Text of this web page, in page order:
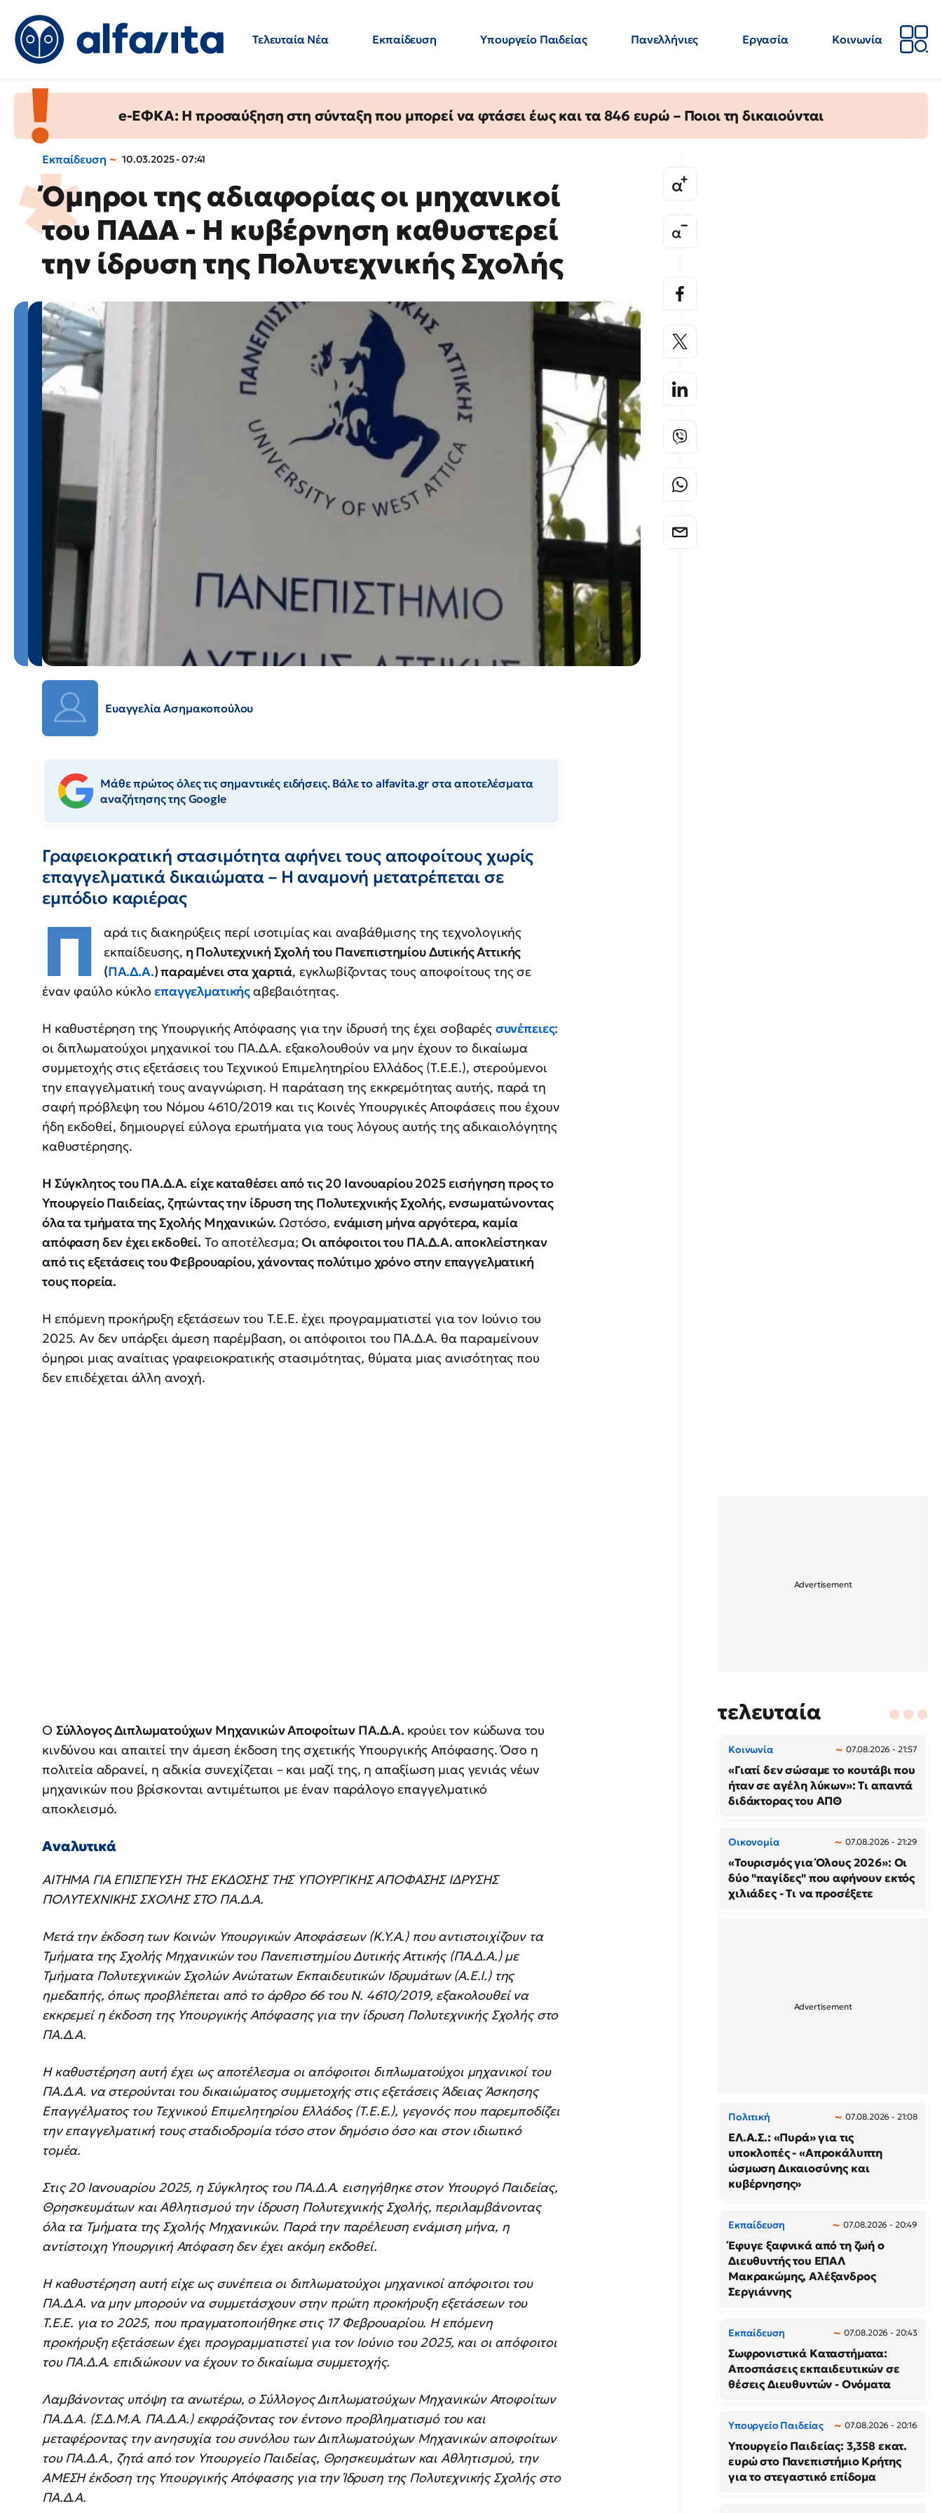
Τελευταία Νέα Εκπαίδευση Υπουργείο Παιδείας Πανελλήνιες Εργασία
Κοινωνία
e-ΕΦΚΑ: Η προσαύξηση στη σύνταξη που μπορεί να φτάσει έως και τα 846 ευρώ – Ποιοι τη δικαιούνται
Εκπαίδευση 10.03.2025 - 07:41
Όμηροι της αδιαφορίας οι μηχανικοί
του ΠΑΔΑ - Η κυβέρνηση καθυστερεί
την ίδρυση της Πολυτεχνικής Σχολής
Ευαγγελία Ασημακοπούλου
Μάθε πρώτος όλες τις σημαντικές ειδήσεις. Βάλε το alfavita.gr στα αποτελέσματα
αναζήτησης της Google
Γραφειοκρατική στασιμότητα αφήνει τους αποφοίτους χωρίς
επαγγελματικά δικαιώματα – Η αναμονή μετατρέπεται σε
εμπόδιο καριέρας
Π
αρά τις διακηρύξεις περί ισοτιμίας και αναβάθμισης της τεχνολογικής
εκπαίδευσης, η Πολυτεχνική Σχολή του Πανεπιστημίου Δυτικής Αττικής
(ΠΑ.Δ.Α.) παραμένει στα χαρτιά, εγκλωβίζοντας τους αποφοίτους της σε
έναν φαύλο κύκλοεπαγγελματικήςαβεβαιότητας.
Η καθυστέρηση της Υπουργικής Απόφασης για την ίδρυσή της έχει σοβαρές συνέπειες:
οι διπλωματούχοι μηχανικοί του ΠΑ.Δ.Α. εξακολουθούν να μην έχουν το δικαίωμα
συμμετοχής στις εξετάσεις του Τεχνικού Επιμελητηρίου Ελλάδος (Τ.Ε.Ε.), στερούμενοι
την επαγγελματική τους αναγνώριση. Η παράταση της εκκρεμότητας αυτής, παρά τη
σαφή πρόβλεψη του Νόμου 4610/2019 και τις Κοινές Υπουργικές Αποφάσεις που έχουν
ήδη εκδοθεί, δημιουργεί εύλογα ερωτήματα για τους λόγους αυτής της αδικαιολόγητης
καθυστέρησης.
Η Σύγκλητος του ΠΑ.Δ.Α. είχε καταθέσει από τις 20 Ιανουαρίου 2025 εισήγηση προς το
Υπουργείο Παιδείας, ζητώντας την ίδρυση της Πολυτεχνικής Σχολής, ενσωματώνοντας
όλα τα τμήματα της Σχολής Μηχανικών.Ωστόσο, ενάμιση μήνα αργότερα, καμία
απόφαση δεν έχει εκδοθεί. Το αποτέλεσμα;Οι απόφοιτοι του ΠΑ.Δ.Α. αποκλείστηκαν
από τις εξετάσεις του Φεβρουαρίου, χάνοντας πολύτιμο χρόνο στην επαγγελματική
τους πορεία.
Η επόμενη προκήρυξη εξετάσεων του Τ.Ε.Ε. έχει προγραμματιστεί για τον Ιούνιο του
2025. Αν δεν υπάρξει άμεση παρέμβαση, οι απόφοιτοι του ΠΑ.Δ.Α. θα παραμείνουν
όμηροι μιας αναίτιας γραφειοκρατικής στασιμότητας, θύματα μιας ανισότητας που
δεν επιδέχεται άλλη ανοχή.
Ο Σύλλογος Διπλωματούχων Μηχανικών Αποφοίτων ΠΑ.Δ.Α. κρούει τον κώδωνα του
κινδύνου και απαιτεί την άμεση έκδοση της σχετικής Υπουργικής Απόφασης. Όσο η
πολιτεία αδρανεί, η αδικία συνεχίζεται – και μαζί της, η απαξίωση μιας γενιάς νέων
μηχανικών που βρίσκονται αντιμέτωποι με έναν παράλογο επαγγελματικό
αποκλεισμό.
Αναλυτικά
ΑΙΤΗΜΑ ΓΙΑ ΕΠΙΣΠΕΥΣΗ ΤΗΣ ΕΚΔΟΣΗΣ ΤΗΣ ΥΠΟΥΡΓΙΚΗΣ ΑΠΟΦΑΣΗΣ ΙΔΡΥΣΗΣ
ΠΟΛΥΤΕΧΝΙΚΗΣ ΣΧΟΛΗΣ ΣΤΟ ΠΑ.Δ.Α.
Μετά την έκδοση των Κοινών Υπουργικών Αποφάσεων (Κ.Υ.Α.) που αντιστοιχίζουν τα
Τμήματα της Σχολής Μηχανικών του Πανεπιστημίου Δυτικής Αττικής (ΠΑ.Δ.Α.) με
Τμήματα Πολυτεχνικών Σχολών Ανώτατων Εκπαιδευτικών Ιδρυμάτων (Α.Ε.Ι.) της
ημεδαπής, όπως προβλέπεται από το άρθρο 66 του Ν. 4610/2019, εξακολουθεί να
εκκρεμεί η έκδοση της Υπουργικής Απόφασης για την ίδρυση Πολυτεχνικής Σχολής στο
ΠΑ.Δ.Α.
Η καθυστέρηση αυτή έχει ως αποτέλεσμα οι απόφοιτοι διπλωματούχοι μηχανικοί του
ΠΑ.Δ.Α. να στερούνται του δικαιώματος συμμετοχής στις εξετάσεις Άδειας Άσκησης
Επαγγέλματος του Τεχνικού Επιμελητηρίου Ελλάδος (Τ.Ε.Ε.), γεγονός που παρεμποδίζει
την επαγγελματική τους σταδιοδρομία τόσο στον δημόσιο όσο και στον ιδιωτικό
τομέα.
Στις 20 Ιανουαρίου 2025, η Σύγκλητος του ΠΑ.Δ.Α. εισηγήθηκε στον Υπουργό Παιδείας,
Θρησκευμάτων και Αθλητισμού την ίδρυση Πολυτεχνικής Σχολής, περιλαμβάνοντας
όλα τα Τμήματα της Σχολής Μηχανικών. Παρά την παρέλευση ενάμιση μήνα, η
αντίστοιχη Υπουργική Απόφαση δεν έχει ακόμη εκδοθεί.
Η καθυστέρηση αυτή είχε ως συνέπεια οι διπλωματούχοι μηχανικοί απόφοιτοι του
ΠΑ.Δ.Α. να μην μπορούν να συμμετάσχουν στην πρώτη προκήρυξη εξετάσεων του
Τ.Ε.Ε. για το 2025, που πραγματοποιήθηκε στις 17 Φεβρουαρίου. Η επόμενη
προκήρυξη εξετάσεων έχει προγραμματιστεί για τον Ιούνιο του 2025, και οι απόφοιτοι
του ΠΑ.Δ.Α. επιδιώκουν να έχουν το δικαίωμα συμμετοχής.
Λαμβάνοντας υπόψη τα ανωτέρω, ο Σύλλογος Διπλωματούχων Μηχανικών Αποφοίτων
ΠΑ.Δ.Α. (Σ.Δ.Μ.Α. ΠΑ.Δ.Α.) εκφράζοντας τον έντονο προβληματισμό του και
μεταφέροντας την ανησυχία του συνόλου των Διπλωματούχων Μηχανικών αποφοίτων
του ΠΑ.Δ.Α., ζητά από τον Υπουργείο Παιδείας, Θρησκευμάτων και Αθλητισμού, την
ΑΜΕΣΗ έκδοση της Υπουργικής Απόφασης για την Ίδρυση της Πολυτεχνικής Σχολής στο
ΠΑ.Δ.Α.
τελευταία
Κοινωνία 07.08.2026 - 21:57
«Γιατί δεν σώσαμε το κουτάβι που
ήταν σε αγέλη λύκων»: Τι απαντά
διδάκτορας του ΑΠΘ
Οικονομία 07.08.2026 - 21:29
«Τουρισμός για Όλους 2026»: Οι
δύο "παγίδες" που αφήνουν εκτός
χιλιάδες - Τι να προσέξετε
Πολιτική 07.08.2026 - 21:08
ΕΛ.Α.Σ.: «Πυρά» για τις
υποκλοπές - «Απροκάλυπτη
ώσμωση Δικαιοσύνης και
κυβέρνησης»
Εκπαίδευση 07.08.2026 - 20:49
Έφυγε ξαφνικά από τη ζωή ο
Διευθυντής του ΕΠΑΛ
Μακρακώμης, Αλέξανδρος
Σεργιάννης
Εκπαίδευση 07.08.2026 - 20:43
Σωφρονιστικά Καταστήματα:
Αποσπάσεις εκπαιδευτικών σε
θέσεις Διευθυντών - Ονόματα
Υπουργείο Παιδείας 07.08.2026 - 20:16
Υπουργείο Παιδείας: 3,358 εκατ.
ευρώ στο Πανεπιστήμιο Κρήτης
για το στεγαστικό επίδομα